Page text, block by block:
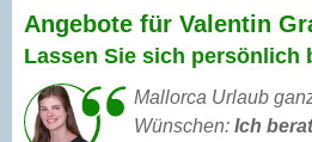
Angebote für Valentin
Lassen Sie sich persönlich
Mallorca Urlaub
Wünschen: Ich